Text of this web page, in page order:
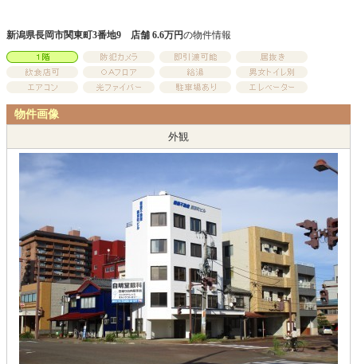
新潟県長岡市関東町3番地9 店舗 6.6万円の物件情報
物件画像
外観